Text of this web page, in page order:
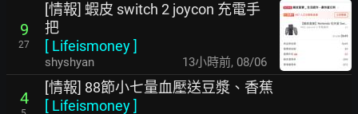
9
27
[情報] 蝦皮 switch 2 joycon 充電手
把
[ Lifeismoney]
shyshyan 13小時前, 08/06
4
[情報] 88節小七量血壓送豆漿、香蕉
[ Lifeismoney]